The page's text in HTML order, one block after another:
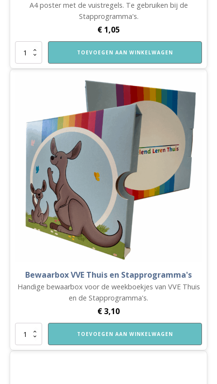
A4 poster met de vuistregels. Te gebruiken bij de
Stapprogramma's.
€ 1,05
Stapprogramma's
poster
TOEVOEGEN AAN WINKELWAGEN
Bewaarbox VVE Thuis en Stapprogramma's
Handige bewaarbox voor de weekboekjes van VVE Thuis
en de Stapprogramma's.
€3,10
Bewaarbox
Thuis
TOEVOEGEN AAN WINKELWAGEN